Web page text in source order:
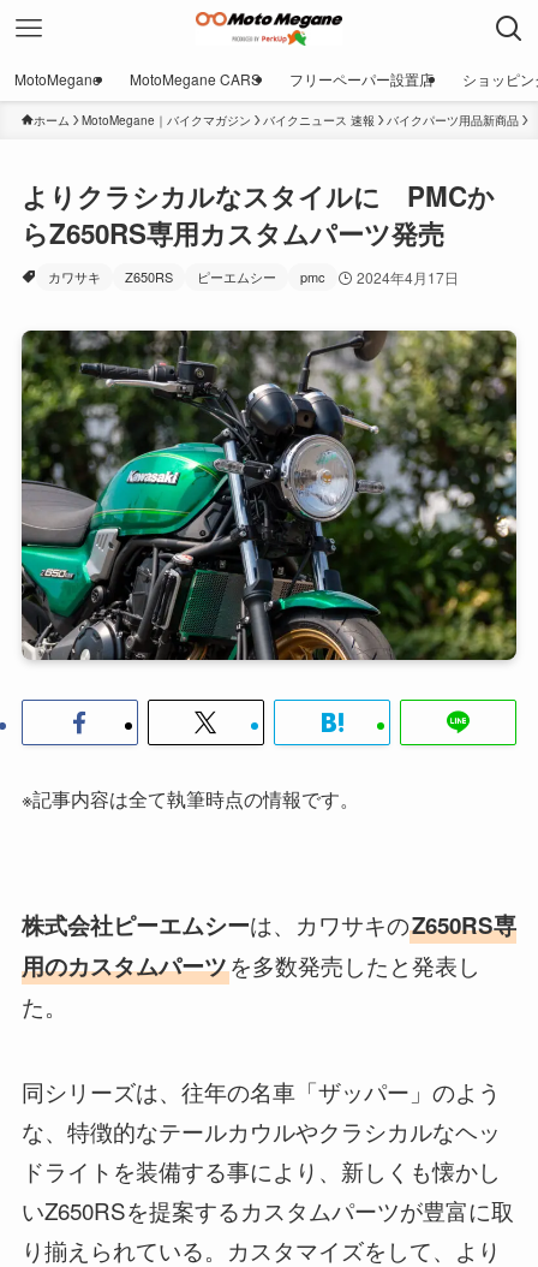
MotoMegane MotoMegane CARS フリーペーパー設置店 ショッピン
ホーム MotoMegane｜バイクマガジン バイクニュース 速報 バイクパーツ用品新商品
よりクラシカルなスタイルに PMCか
らZ650RS専用カスタムパーツ発売
カワサキ Z650RS ピーエムシー pmc 2024年4月17日
※記事内容は全て執筆時点の情報です。
株式会社ピーエムシーは、カワサキのZ650RS専
用のカスタムパーツを多数発売したと発表し
た。
同シリーズは、往年の名車「ザッパー」のよう
な、特徴的なテールカウルやクラシカルなヘッ
ドライトを装備する事により、新しくも懐かし
いZ650RSを提案するカスタムパーツが豊富に取
り揃えられている。カスタマイズをして、より